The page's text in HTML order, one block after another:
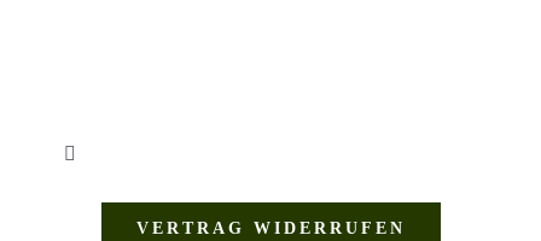
Toggle
VERTRAG WIDERRUFEN